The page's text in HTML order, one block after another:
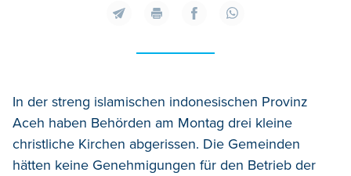
In der streng islamischen indonesischen Provinz
Aceh haben Behörden am Montag drei kleine
christliche Kirchen abgerissen. Die Gemeinden
hätten keine Genehmigungen für den Betrieb der